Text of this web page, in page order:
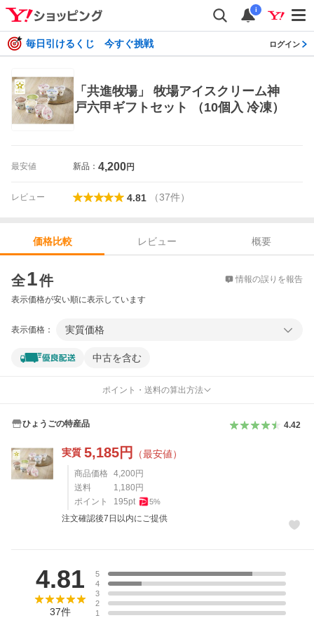
i
毎日引けるくじ 今すぐ挑戦 ログイン
「共進牧場」 牧場アイスクリーム神
戸六甲ギフトセット （10個入 冷凍）
最安値 新品： 4,200円
レビュー 4.81 （37件）
価格比較 レビュー
概要
全1件 情報の誤りを報告
表示価格が安い順に表示しています
表示価格： 実質価格
中古を含む
ポイント・送料の算出方法
ひょうごの特産品 4.42
実質 5,185円 （最安値）
商品価格 4,200 円
送料
1,180 円
ポイント
195pt 5%
注文確認後7日以内にご提供
4.81
37件
5
4
3
2
1